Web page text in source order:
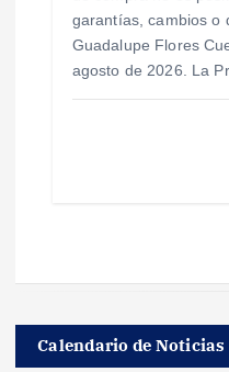
garantías, cambios o
Guadalupe Flores
agosto de 2026. La
Calendario de Noticias